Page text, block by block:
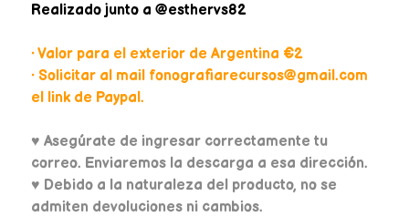
Realizado junto a @esthervs82
• Valor para el exterior de Argentina €2
• Solicitar al mail fonografiarecursos@gmail.com
el link de Paypal.
♥ Asegúrate de ingresar correctamente tu
correo. Enviaremos la descarga a esa dirección.
♥ Debido a la naturaleza del producto, no se
admiten devoluciones ni cambios.